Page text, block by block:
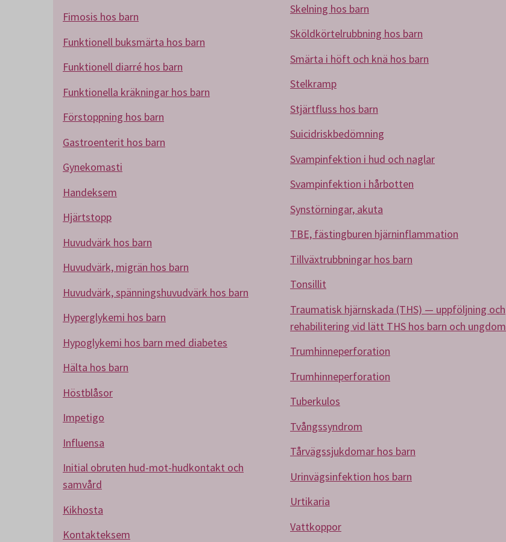
Fimosis hos barn
Funktionell buksmärta hos barn
Funktionell diarré hos barn
Funktionella kräkningar hos barn
Förstoppning hos barn
Gastroenterit hos barn
Gynekomasti
Handeksem
Hjärtstopp
Huvudvärk hos barn
Huvudvärk, migrän hos barn
Huvudvärk, spänningshuvudvärk hos barn
Hyperglykemi hos barn
Hypoglykemi hos barn med diabetes
Hälta hos barn
Höstblåsor
Impetigo
Influensa
Initial obruten hud-mot-hudkontakt och
samvård
Kikhosta
Kontakteksem
Skelning hos barn
Sköldkörtelrubbning hos barn
Smärta i höft och knä hos barn
Stelkramp
Stjärtfluss hos barn
Suicidriskbedömning
Svampinfektion i hud och naglar
Svampinfektion i hårbotten
Synstörningar, akuta
TBE, fästingburen hjärninflammation
Tillväxtrubbningar hos barn
Tonsillit
Traumatisk hjärnskada (THS) — uppföljning och
rehabilitering vid lätt THS hos barn och ungdom
Trumhinneperforation
Trumhinneperforation
Tuberkulos
Tvångssyndrom
Tårvägssjukdomar hos barn
Urinvägsinfektion hos barn
Urtikaria
Vattkoppor